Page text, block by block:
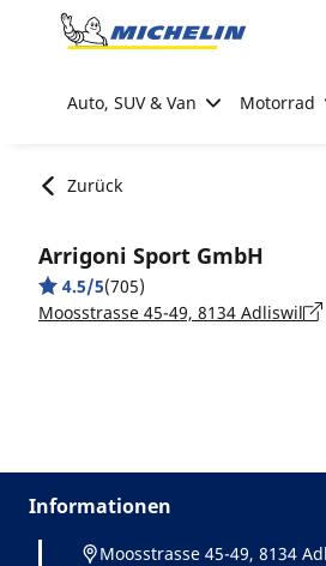
Go to page content
Auto, SUV & Van Motorrad
Zurück
Arrigoni Sport GmbH
4.5/5(705)
Moosstrasse 45-49, 8134 Adliswil
Informationen
Moosstrasse 45-49, 8134